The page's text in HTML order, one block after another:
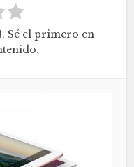
Sé el primero en